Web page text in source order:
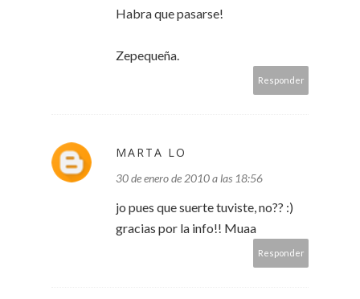
Habra que pasarse!
Zepequeña.
Responder
MARTA LO
30 de enero de 2010 a las 18:56
jo pues que suerte tuviste, no?? :)
gracias por la info!! Muaa
Responder